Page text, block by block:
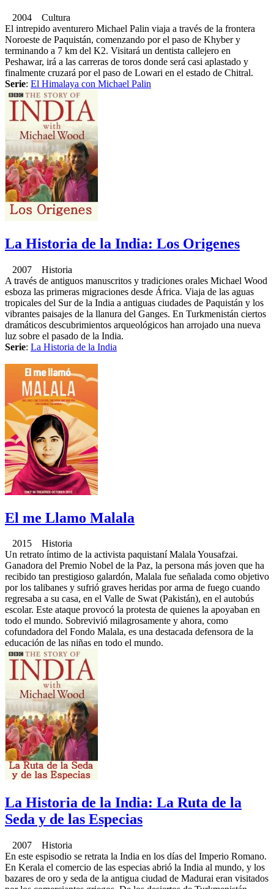
2004 Cultura
El intrepido aventurero Michael Palin viaja a través de la frontera
Noroeste de Paquistán, comenzando por el paso de Khyber y
terminando a 7 km del K2. Visitará un dentista callejero en
Peshawar, irá a las carreras de toros donde será casi aplastado y
finalmente cruzará por el paso de Lowari en el estado de Chitral.
Serie: El Himalaya con Michael Palin
La Historia de la India: Los Origenes
2007 Historia
A través de antiguos manuscritos y tradiciones orales Michael Wood
esboza las primeras migraciones desde África. Viaja de las aguas
tropicales del Sur de la India a antiguas ciudades de Paquistán y los
vibrantes paisajes de la llanura del Ganges. En Turkmenistán ciertos
dramáticos descubrimientos arqueológicos han arrojado una nueva
luz sobre el pasado de la India.
Serie: La Historia de la India
El me Llamo Malala
2015 Historia
Un retrato íntimo de la activista paquistaní Malala Yousafzai.
Ganadora del Premio Nobel de la Paz, la persona más joven que ha
recibido tan prestigioso galardón, Malala fue señalada como objetivo
por los talibanes y sufrió graves heridas por arma de fuego cuando
regresaba a su casa, en el Valle de Swat (Pakistán), en el autobús
escolar. Este ataque provocó la protesta de quienes la apoyaban en
todo el mundo. Sobrevivió milagrosamente y ahora, como
cofundadora del Fondo Malala, es una destacada defensora de la
educación de las niñas en todo el mundo.
La Historia de la India: La Ruta de la
Seda y de las Especias
2007 Historia
En este espisodio se retrata la India en los días del Imperio Romano.
En Kerala el comercio de las especias abrió la India al mundo, y los
bazares de oro y seda de la antigua ciudad de Madurai eran visitados